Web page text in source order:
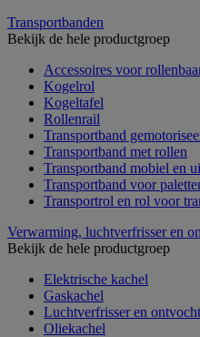
Transportbanden
Bekijk de hele productgroep
Accessoires voor
Kogelrol
Kogeltafel
Rollenrail
Transportband
Transportband met rollen
Transportband mobiel en
Transportband voor
Transportrol en rol voor
Verwarming, luchtverfrisser en
Bekijk de hele productgroep
Elektrische kachel
Gaskachel
Luchtverfrisser en
Oliekachel